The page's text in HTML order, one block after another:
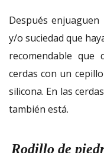
Después
y/o suciedad que
recomendable
cerdas con un
silicona. En las
también está.
Rodillo de